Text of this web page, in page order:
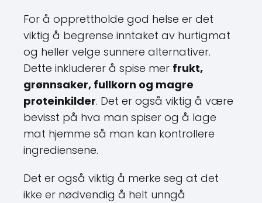
For å opprettholde god helse er det
viktig å begrense inntaket av hurtigmat
og heller velge sunnere alternativer.
Dette inkluderer å spise mer frukt,
grønnsaker, fullkorn og magre
proteinkilder. Det er også viktig å være
bevisst på hva man spiser og å lage
mat hjemme så man kan kontrollere
ingrediensene.
Det er også viktig å merke seg at det
ikke er nødvendig å helt unngå